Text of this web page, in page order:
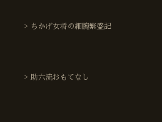
ちかげ女将の細腕繁盛記
助六流おもてなし